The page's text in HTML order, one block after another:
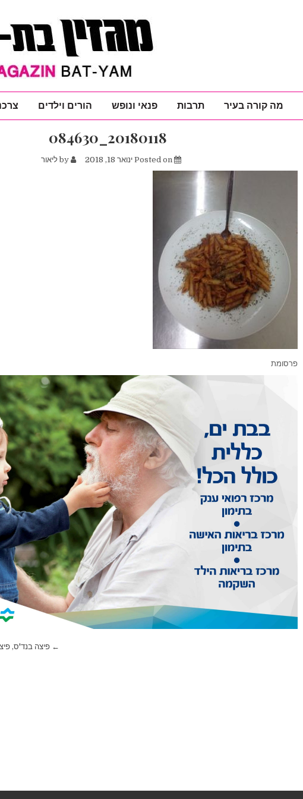
מה קורה בעיר תרבות פנאי ונופש הורים וילדים
20180118_084630
ינואר 18, 2018 ליאור
פרסומת
← פיצה בנד'ס,